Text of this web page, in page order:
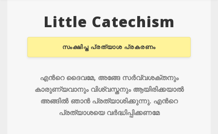
Little Catechism
സംക്ഷിപ്ത പ്രത്യാശ പ്രകരണം
എന്‍റെ ദൈവമേ, അങ്ങേ സര്‍വ്വശക്തനും
കാരുണ്യവാനും വിശ്വസ്തനും ആയിരിക്കയാല്‍
അങ്ങില്‍ ഞാന്‍ പ്രത്യാശിക്കുന്നു‍. എന്‍റെ
പ്രത്യാശയെ വര്‍ദ്ധിപ്പിക്കണമേ